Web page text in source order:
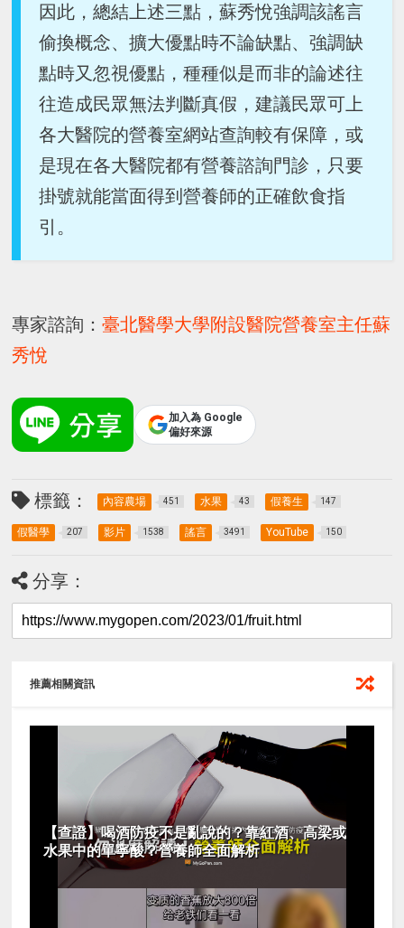
因此，總結上述三點，蘇秀悅強調該謠言
偷換概念、擴大優點時不論缺點、強調缺
點時又忽視優點，種種似是而非的論述往
往造成民眾無法判斷真假，建議民眾可上
各大醫院的營養室網站查詢較有保障，或
是現在各大醫院都有營養諮詢門診，只要
掛號就能當面得到營養師的正確飲食指
引。
專家諮詢：臺北醫學大學附設醫院營養室主任蘇
秀悅
加入為 Google
偏好來源
標籤： 內容農場 451 水果 43 假養生 147
假醫學 207 影片 1538 謠言 3491 YouTube 150
分享：
推薦相關資訊
【查證】喝酒防疫不是亂說的？靠紅酒、高梁或
水果中的單寧酸？營養師全面解析